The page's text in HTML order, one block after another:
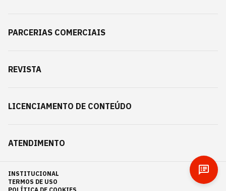
PARCERIAS COMERCIAIS
REVISTA
LICENCIAMENTO DE CONTEÚDO
ATENDIMENTO
INSTITUCIONAL
TERMOS DE USO